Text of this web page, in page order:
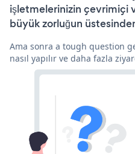
işletmelerinizin çevrimiçi
büyük zorluğun
Ama sonra a tough question
nasıl yapılır ve daha fazla